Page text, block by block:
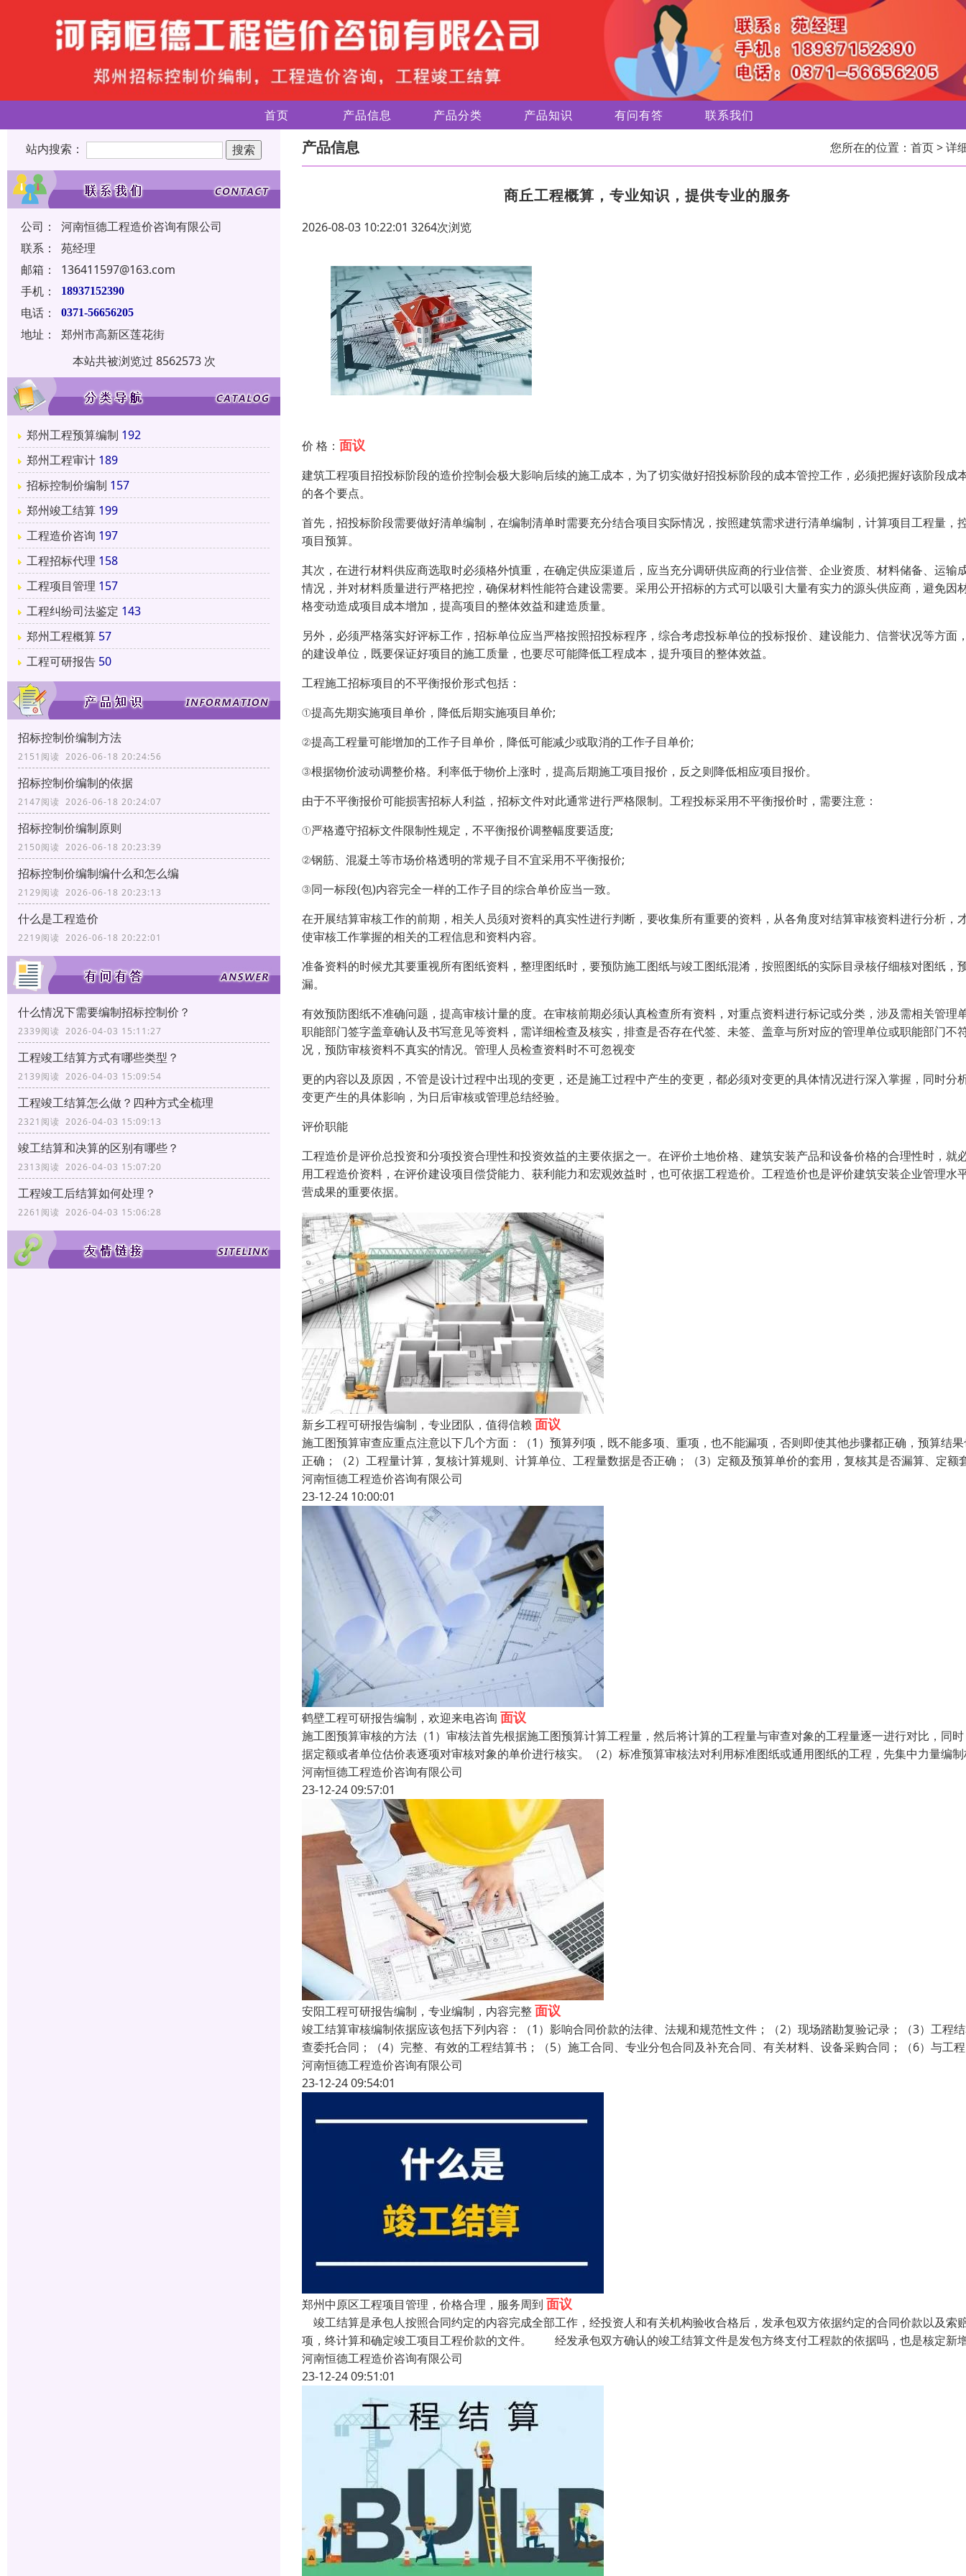
首页 产品信息 产品分类 产品知识 有问有答 联系我们
站内搜索：
公司：
河南恒德工程造价咨询有限公司
联系：
苑经理
邮箱：
136411597@163.com
手机：
18937152390
电话： 0371-56656205
地址：
郑州市高新区莲花街
本站共被浏览过 8562573 次
郑州工程预算编制 192
郑州工程审计 189
招标控制价编制 157
郑州竣工结算 199
工程造价咨询 197
工程招标代理 158
工程项目管理 157
工程纠纷司法鉴定 143
郑州工程概算 57
工程可研报告 50
招标控制价编制方法
2151阅读 2026-06-18 20:24:56
招标控制价编制的依据
2147阅读 2026-06-18 20:24:07
招标控制价编制原则
2150阅读 2026-06-18 20:23:39
招标控制价编制编什么和怎么编
2129阅读 2026-06-18 20:23:13
什么是工程造价
2219阅读 2026-06-18 20:22:01
什么情况下需要编制招标控制价？
2339阅读 2026-04-03 15:11:27
工程竣工结算方式有哪些类型？
2139阅读 2026-04-03 15:09:54
工程竣工结算怎么做？四种方式全梳理
2321阅读 2026-04-03 15:09:13
竣工结算和决算的区别有哪些？
2313阅读 2026-04-03 15:07:20
工程竣工后结算如何处理？
2261阅读 2026-04-03 15:06:28
产品信息 您所在的位置： 首页> 详
商丘工程概算，专业知识，提供专业的服务
2026-08-03 10:22:01 3264次浏览
价 格： 面议
建筑工程项目招投标阶段的造价控制会极大影响后续的施工成本，为了切实做好招投标阶段的成本管控工作，必须把握好该阶段成
的各个要点。
首先，招投标阶段需要做好清单编制，在编制清单时需要充分结合项目实际情况，按照建筑需求进行清单编制，计算项目工程量，
项目预算。
其次，在进行材料供应商选取时必须格外慎重，在确定供应渠道后，应当充分调研供应商的行业信誉、企业资质、材料储备、运输
情况，并对材料质量进行严格把控，确保材料性能符合建设需要。采用公开招标的方式可以吸引大量有实力的源头供应商，避免因
格变动造成项目成本增加，提高项目的整体效益和建造质量。
另外，必须严格落实好评标工作，招标单位应当严格按照招投标程序，综合考虑投标单位的投标报价、建设能力、信誉状况等方面
的建设单位，既要保证好项目的施工质量，也要尽可能降低工程成本，提升项目的整体效益。
工程施工招标项目的不平衡报价形式包括：
①提高先期实施项目单价，降低后期实施项目单价;
②提高工程量可能增加的工作子目单价，降低可能减少或取消的工作子目单价;
③根据物价波动调整价格。利率低于物价上涨时，提高后期施工项目报价，反之则降低相应项目报价。
由于不平衡报价可能损害招标人利益，招标文件对此通常进行严格限制。工程投标采用不平衡报价时，需要注意：
①严格遵守招标文件限制性规定，不平衡报价调整幅度要适度;
②钢筋、混凝土等市场价格透明的常规子目不宜采用不平衡报价;
③同一标段(包)内容完全一样的工作子目的综合单价应当一致。
在开展结算审核工作的前期，相关人员须对资料的真实性进行判断，要收集所有重要的资料，从各角度对结算审核资料进行分析，
使审核工作掌握的相关的工程信息和资料内容。
准备资料的时候尤其要重视所有图纸资料，整理图纸时，要预防施工图纸与竣工图纸混淆，按照图纸的实际目录核仔细核对图纸，
漏。
有效预防图纸不准确问题，提高审核计量的度。在审核前期必须认真检查所有资料，对重点资料进行标记或分类，涉及需相关管理
职能部门签字盖章确认及书写意见等资料，需详细检查及核实，排查是否存在代签、未签、盖章与所对应的管理单位或职能部门不
况，预防审核资料不真实的情况。管理人员检查资料时不可忽视变
更的内容以及原因，不管是设计过程中出现的变更，还是施工过程中产生的变更，都必须对变更的具体情况进行深入掌握，同时分
变更产生的具体影响，为日后审核或管理总结经验。
评价职能
工程造价是评价总投资和分项投资合理性和投资效益的主要依据之一。在评价土地价格、建筑安装产品和设备价格的合理性时，就
用工程造价资料，在评价建设项目偿贷能力、获利能力和宏观效益时，也可依据工程造价。工程造价也是评价建筑安装企业管理水
营成果的重要依据。
新乡工程可研报告编制，专业团队，值得信赖 面议
施工图预算审查应重点注意以下几个方面：（1）预算列项，既不能多项、重项，也不能漏项，否则即使其他步骤都正确，预算结
正确；（2）工程量计算，复核计算规则、计算单位、工程量数据是否正确；（3）定额及预算单价的套用，复核其是否漏算、定额
河南恒德工程造价咨询有限公司
23-12-24 10:00:01
鹤壁工程可研报告编制，欢迎来电咨询 面议
施工图预算审核的方法（1）审核法首先根据施工图预算计算工程量，然后将计算的工程量与审查对象的工程量逐一进行对比，同
据定额或者单位估价表逐项对审核对象的单价进行核实。（2）标准预算审核法对利用标准图纸或通用图纸的工程，先集中力量编
河南恒德工程造价咨询有限公司
23-12-24 09:57:01
安阳工程可研报告编制，专业编制，内容完整面议
竣工结算审核编制依据应该包括下列内容：（1）影响合同价款的法律、法规和规范性文件；（2）现场踏勘复验记录；（3）工程
查委托合同；（4）完整、有效的工程结算书；（5）施工合同、专业分包合同及补充合同、有关材料、设备采购合同；（6）与工程
河南恒德工程造价咨询有限公司
23-12-24 09:54:01
郑州中原区工程项目管理，价格合理，服务周到 面议
竣工结算是承包人按照合同约定的内容完成全部工作，经投资人和有关机构验收合格后，发承包双方依据约定的合同价款以及索
项，终计算和确定竣工项目工程价款的文件。 经发承包双方确认的竣工结算文件是发包方终支付工程款的依据吗，也是核定新
河南恒德工程造价咨询有限公司
23-12-24 09:51:01